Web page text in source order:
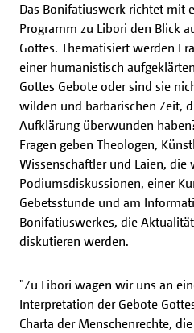
Das Bonifatiuswerk richtet mit
Programm zu Libori den Blick
Gottes. Thematisiert werden
einer humanistisch
Gottes Gebote oder sind sie
wilden und barbarischen Zeit,
Aufklärung überwunden
Fragen geben Theologen,
Wissenschaftler und Laien, die
Podiumsdiskussionen, einer
Gebetsstunde und am
Bonifatiuswerkes, die
diskutieren werden.
"Zu Libori wagen wir uns an
Interpretation der Gebote
Charta der Menschenrechte,